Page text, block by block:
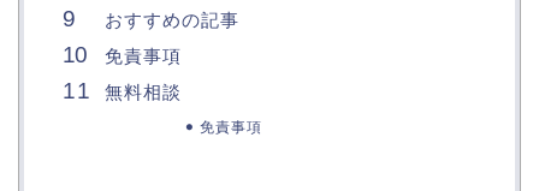
おすすめの記事
免責事項
無料相談
免責事項